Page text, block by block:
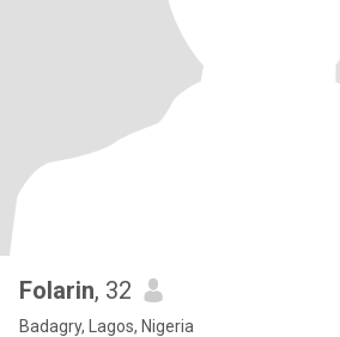
Folarin, 32
Badagry, Lagos, Nigeria